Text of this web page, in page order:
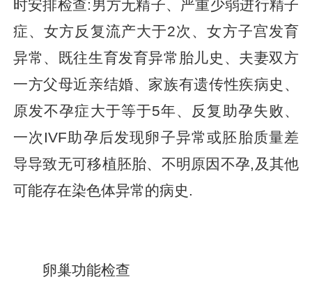
时安排检查:男方无精子、严重少弱进行精子
症、女方反复流产大于2次、女方子宫发育
异常、既往生育发育异常胎儿史、夫妻双方
一方父母近亲结婚、家族有遗传性疾病史、
原发不孕症大于等于5年、反复助孕失败、
一次IVF助孕后发现卵子异常或胚胎质量差
导导致无可移植胚胎、不明原因不孕,及其他
可能存在染色体异常的病史.
卵巢功能检查